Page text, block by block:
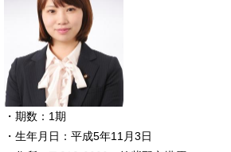
​・期数：1期
・生年月日：平成5年11月3日